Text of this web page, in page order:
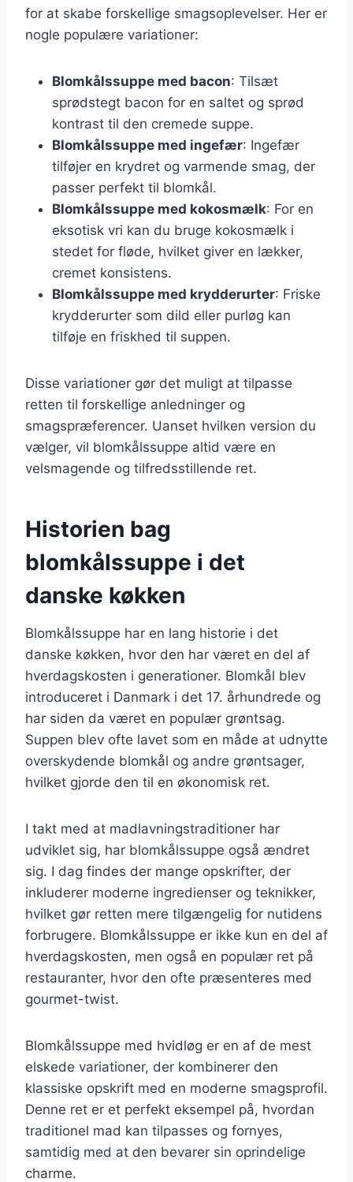
for at skabe forskellige smagsoplevelser. Her er
nogle populære variationer:
Blomkålssuppe med bacon: Tilsæt
sprødstegt bacon for en saltet og sprød
kontrast til den cremede suppe.
Blomkålssuppe med ingefær: Ingefær
tilføjer en krydret og varmende smag, der
passer perfekt til blomkål.
Blomkålssuppe med kokosmælk: For en
eksotisk vri kan du bruge kokosmælk i
stedet for fløde, hvilket giver en lækker,
cremet konsistens.
Blomkålssuppe med krydderurter: Friske
krydderurter som dild eller purløg kan
tilføje en friskhed til suppen.
Disse variationer gør det muligt at tilpasse
retten til forskellige anledninger og
smagspræferencer. Uanset hvilken version du
vælger, vil blomkålssuppe altid være en
velsmagende og tilfredsstillende ret.
Historien bag
blomkålssuppe i det
danske køkken
Blomkålssuppe har en lang historie i det
danske køkken, hvor den har været en del af
hverdagskosten i generationer. Blomkål blev
introduceret i Danmark i det 17. århundrede og
har siden da været en populær grøntsag.
Suppen blev ofte lavet som en måde at udnytte
overskydende blomkål og andre grøntsager,
hvilket gjorde den til en økonomisk ret.
I takt med at madlavningstraditioner har
udviklet sig, har blomkålssuppe også ændret
sig. I dag findes der mange opskrifter, der
inkluderer moderne ingredienser og teknikker,
hvilket gør retten mere tilgængelig for nutidens
forbrugere. Blomkålssuppe er ikke kun en del af
hverdagskosten, men også en populær ret på
restauranter, hvor den ofte præsenteres med
gourmet-twist.
Blomkålssuppe med hvidløg er en af de mest
elskede variationer, der kombinerer den
klassiske opskrift med en moderne smagsprofil.
Denne ret er et perfekt eksempel på, hvordan
traditionel mad kan tilpasses og fornyes,
samtidig med at den bevarer sin oprindelige
charme.